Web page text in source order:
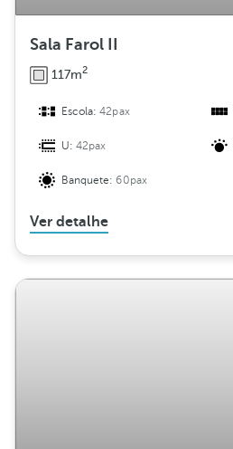
Sala Farol II
117m2
Escola:42pax
U:42pax
Banquete:60pax
Ver detalhe